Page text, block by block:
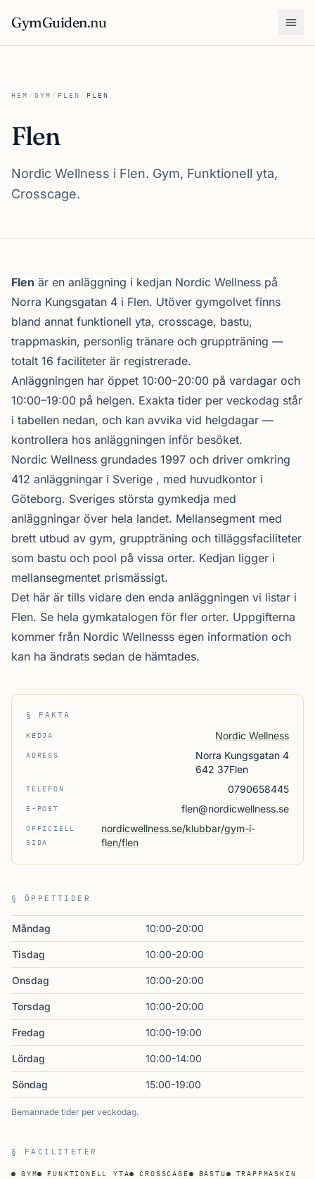
GymGuiden.nu
HEM / GYM / FLEN / FLEN
Flen
Nordic Wellness i Flen. Gym, Funktionell yta,
Crosscage.
Om Flen
Flen är en anläggning i kedjan Nordic Wellness på
Norra Kungsgatan 4 i Flen. Utöver gymgolvet finns
bland annat funktionell yta, crosscage, bastu,
trappmaskin, personlig tränare och gruppträning —
totalt 16 faciliteter är registrerade.
Anläggningen har öppet 10:00–20:00 på vardagar och
10:00–19:00 på helgen. Exakta tider per veckodag står
i tabellen nedan, och kan avvika vid helgdagar —
kontrollera hos anläggningen inför besöket.
Nordic Wellness grundades 1997 och driver omkring
412 anläggningar i Sverige , med huvudkontor i
Göteborg. Sveriges största gymkedja med
anläggningar över hela landet. Mellansegment med
brett utbud av gym, gruppträning och tilläggsfaciliteter
som bastu och pool på vissa orter. Kedjan ligger i
mellansegmentet prismässigt.
Det här är tills vidare den enda anläggningen vi listar i
Flen. Se hela gymkatalogen för fler orter. Uppgifterna
kommer från Nordic Wellnesss egen information och
kan ha ändrats sedan de hämtades.
§ FAKTA
KEDJA Nordic Wellness
ADRESS
Norra Kungsgatan 4
642 37Flen
TELEFON 0790658445
E-POST flen@nordicwellness.se
OFFICIELL
SIDA
nordicwellness.se/klubbar/gym-i-
flen/flen
§ ÖPPETTIDER
Måndag 10:00-20:00
Tisdag 10:00-20:00
Onsdag 10:00-20:00
Torsdag 10:00-20:00
Fredag 10:00-19:00
Lördag 10:00-14:00
Söndag 15:00-19:00
Bemannade tider per veckodag.
§ FACILITETER
GYM FUNKTIONELL YTA CROSSCAGE BASTU
TRAPPMASKIN